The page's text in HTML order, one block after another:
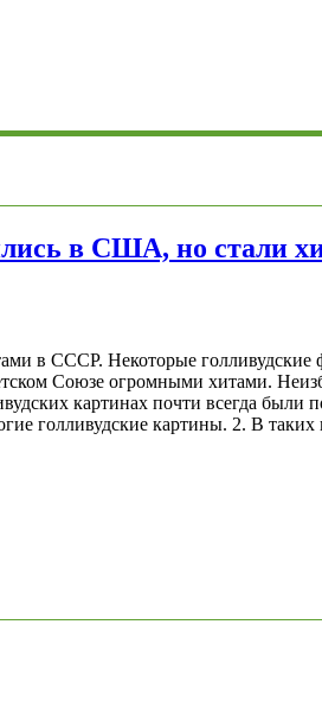
в США, но стали
в СССР. Некоторые голливудские
Союзе огромными хитами.
картинах почти всегда
голливудские картины. 2. В